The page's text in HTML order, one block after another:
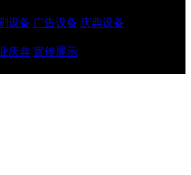
设备 广告设备 庆典设备
庆典 宣传展示